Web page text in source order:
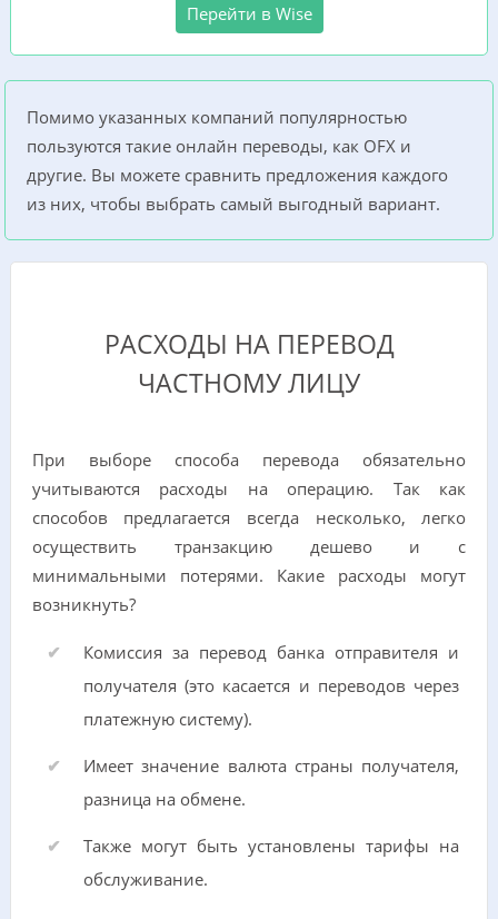
Перейти в Wise
Помимо указанных компаний популярностью
пользуются такие онлайн переводы, как OFX и
другие. Вы можете сравнить предложения каждого
из них, чтобы выбрать самый выгодный вариант.
РАСХОДЫ НА ПЕРЕВОД
ЧАСТНОМУ ЛИЦУ
При выборе способа перевода обязательно
учитываются расходы на операцию. Так как
способов предлагается всегда несколько, легко
осуществить транзакцию дешево и с
минимальными потерями. Какие расходы могут
возникнуть?
Комиссия за перевод банка отправителя и
получателя (это касается и переводов через
платежную систему).
Имеет значение валюта страны получателя,
разница на обмене.
Также могут быть установлены тарифы на
обслуживание.